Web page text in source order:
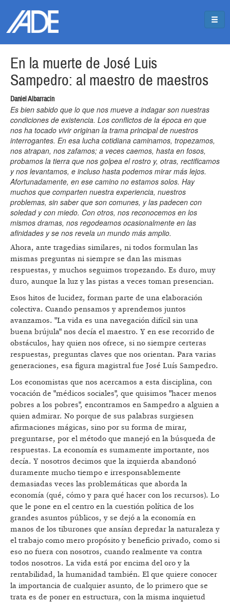
En la muerte de José Luis
Sampedro: al maestro de maestros
Daniel Albarracin
Es bien sabido que lo que nos mueve a indagar son nuestras
condiciones de existencia. Los conflictos de la época en que
nos ha tocado vivir originan la trama principal de nuestros
interrogantes. En esa lucha cotidiana caminamos, tropezamos,
nos atrapan, nos zafamos; a veces caemos, hasta en fosos,
probamos la tierra que nos golpea el rostro y, otras, rectificamos
y nos levantamos, e incluso hasta podemos mirar más lejos.
Afortunadamente, en ese camino no estamos solos. Hay
muchos que comparten nuestra experiencia, nuestros
problemas, sin saber que son comunes, y las padecen con
soledad y con miedo. Con otros, nos reconocemos en los
mismos dramas, nos regodeamos ocasionalmente en las
afinidades y se nos revela un mundo más amplio.
Ahora, ante tragedias similares, ni todos formulan las
mismas preguntas ni siempre se dan las mismas
respuestas, y muchos seguimos tropezando. Es duro, muy
duro, aunque la luz y las pistas a veces toman presencian.
Esos hitos de lucidez, forman parte de una elaboración
colectiva. Cuando pensamos y aprendemos juntos
avanzamos. "La vida es una navegación difícil sin una
buena brújula" nos decía el maestro. Y en ese recorrido de
obstáculos, hay quien nos ofrece, si no siempre certeras
respuestas, preguntas claves que nos orientan. Para varias
generaciones, esa figura magistral fue José Luís Sampedro.
Los economistas que nos acercamos a esta disciplina, con
vocación de "médicos sociales", que quisimos "hacer menos
pobres a los pobres", encontramos en Sampedro a alguien a
quien admirar. No porque de sus palabras surgiesen
afirmaciones mágicas, sino por su forma de mirar,
preguntarse, por el método que manejó en la búsqueda de
respuestas. La economía es sumamente importante, nos
decía. Y nosotros decimos que la izquierda abandonó
duramente mucho tiempo e irresponsablemente
demasiadas veces las problemáticas que aborda la
economía (qué, cómo y para qué hacer con los recursos). Lo
que le pone en el centro en la cuestión política de los
grandes asuntos públicos, y se dejó a la economía en
manos de los tiburones que ansían depredar la naturaleza y
el trabajo como mero propósito y beneficio privado, como si
eso no fuera con nosotros, cuando realmente va contra
todos nosotros. La vida está por encima del oro y la
rentabilidad, la humanidad también. El que quiere conocer
la importancia de cualquier asunto, de lo primero que se
trata es de poner en estructura, con la misma inquietud